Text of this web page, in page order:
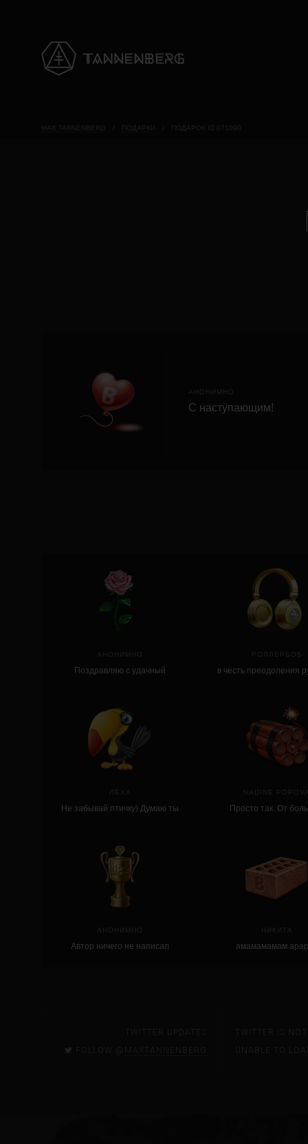
MAX TANNENBERG ПОДАРКИ ПОДАРОК ID 071090
АНОНИМНО
С наступающим!
АНОНИМНО
Поздравляю с удачный
РОЛЛЕРБОБ
в честь преодоления
ЛЁХА
Не забывай птичку) Думаю ты
NADINE
Просто так. От
АНОНИМНО
Автор ничего не написал
НИКИТА
амамамамам
TWITTER UPDATES
FOLLOW @
MAXTANNENBERG
TWITTER IS
UNABLE TO